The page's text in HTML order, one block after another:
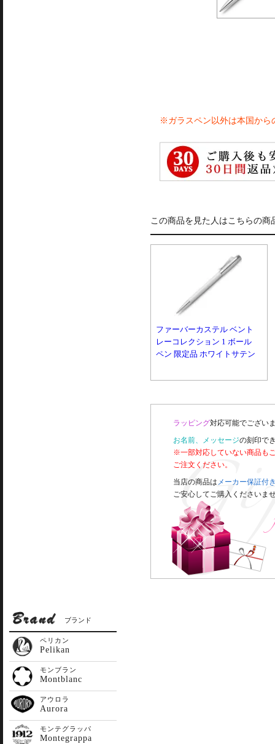
※ガラスペン以外は本国から
この商品を見た人はこちらの商
ファーバーカステル ベント
レーコレクション 1 ボール
ペン 限定品 ホワイトサテン
ラッピング対応可能でござい
お名前、メッセージの刻印で
※一部対応していない商品も
ご注文ください。
当店の商品は メーカー保証付
ご安心してご購入くださいま
ブランド
ペリカン
Pelikan
モンブラン
Montblanc
アウロラ
Aurora
モンテグラッパ
Montegrappa